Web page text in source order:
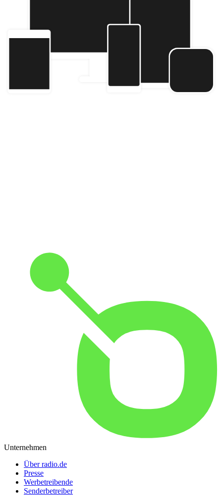
Unternehmen
Über radio.de
Presse
Werbetreibende
Senderbetreiber